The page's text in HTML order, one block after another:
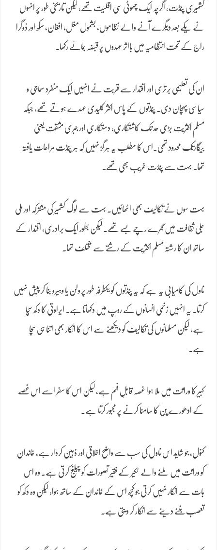
کشمیری پنڈت، اگرچہ ایک چھوٹی سی اقلیت تھے، لیکن تاریخی طور پر انہوں
نے یکے بعد دیگرے آنے والے نظاموں، بشمول مغل، افغان، سکھ اور ڈوگرا
راج کے تحت انتظامیہ میں بااثر عہدوں پر قبضہ جمائے رکھا۔
ان کی تعلیمی برتری اور اقتدار سے قربت نے انہیں ایک منفرد سماجی و
سیاسی پہچان دی۔ پنڈتوں کے پاس اکثر کلیدی عہدے ہوتے تھے، جبکہ
مسلم اکثریت بڑی حد تک کاشتکاری، دستکاری اور جبری مشقت یعنی
بیگارتک محدود تھی۔اس کا مطلب یہ ہرگز نہیں کہ ہر پنڈت مراعات یافتہ
تھا۔ بہت سے پنڈت غریب بھی تھے۔
بہت سوں نے تکالیف بھی اٹھائیں۔ بہت سے لوگ کشمیر کی مشترکہ اور ملی
جلی ثقافت میں گہرے رچے بسے تھے۔ لیکن بطور ایک برادری، اقتدار کے
ساتھ ان کا رشتہ مسلم اکثریت کے رشتے سے مختلف تھا۔
ناول کی کامیابی یہ ہے کہ یہ پنڈتوں کو یکطرفہ طور پر ولن یا وہیرو بنا کر پیش نہیں
کرتا۔ یہ انہیں زخمی انسانوں کے روپ میں دکھاتا ہے۔ ایراوتی کا دکھ سچا
ہے، لیکن مسلمانوں کی تکالیف کو دیکھنے سے اس کا انکار بھی اتنا ہی سچا
ہے۔
کبیر کا وراثت میں ملا ہوا غصہ قابلِ فہم ہے، لیکن اس کا سفر اسے اس غصے
کے ادھورے پن کا سامنا کرنے پر مجبور کرتا ہے۔
کنول، جو شاید اس ناول کی سب سے واضح اخلاقی اور ذہین کردار ہے، خاندان
کو وراثت میں ملنے والے لکیر کے فقیر تصورات کو چیلنج کرتی ہے۔ وہ اس
بات سے انکار نہیں کرتی جو کچھ اس کے خاندان کے ساتھ ہوا، لیکن وہ دکھ کو
تعصب بننے دینے سے انکار کر دیتی ہے۔